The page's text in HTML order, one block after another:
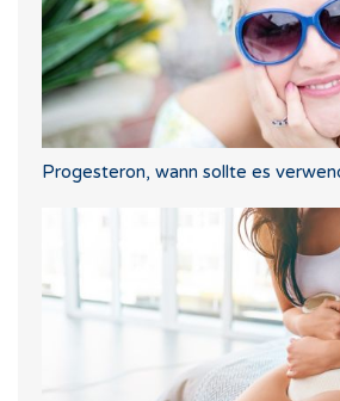
Progesteron, wann sollte es